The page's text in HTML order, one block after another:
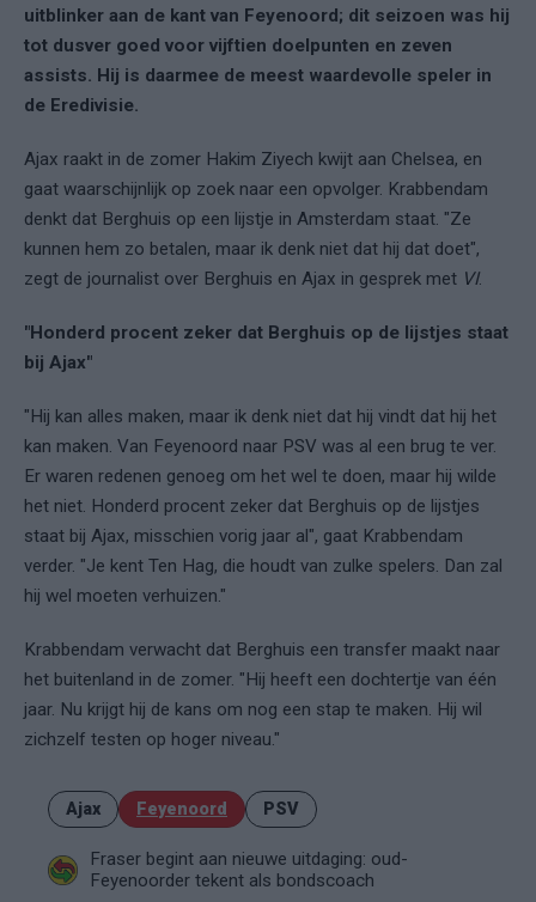
uitblinker aan de kant van Feyenoord; dit seizoen was hij
tot dusver goed voor vijftien doelpunten en zeven
assists. Hij is daarmee de meest waardevolle speler in
de Eredivisie.
Ajax raakt in de zomer Hakim Ziyech kwijt aan Chelsea, en
gaat waarschijnlijk op zoek naar een opvolger. Krabbendam
denkt dat Berghuis op een lijstje in Amsterdam staat. "Ze
kunnen hem zo betalen, maar ik denk niet dat hij dat doet",
zegt de journalist over Berghuis en Ajax in gesprek met VI.
"Honderd procent zeker dat Berghuis op de lijstjes staat
bij Ajax"
"Hij kan alles maken, maar ik denk niet dat hij vindt dat hij het
kan maken. Van Feyenoord naar PSV was al een brug te ver.
Er waren redenen genoeg om het wel te doen, maar hij wilde
het niet. Honderd procent zeker dat Berghuis op de lijstjes
staat bij Ajax, misschien vorig jaar al", gaat Krabbendam
verder. "Je kent Ten Hag, die houdt van zulke spelers. Dan zal
hij wel moeten verhuizen."
Krabbendam verwacht dat Berghuis een transfer maakt naar
het buitenland in de zomer. "Hij heeft een dochtertje van één
jaar. Nu krijgt hij de kans om nog een stap te maken. Hij wil
zichzelf testen op hoger niveau."
Ajax Feyenoord PSV
Fraser begint aan nieuwe uitdaging: oud-
Feyenoorder tekent als bondscoach